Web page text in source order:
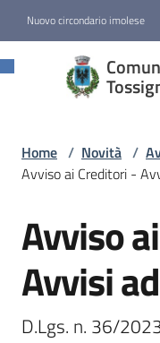
Nuovo circondario imolese
Borgo
Novità
Home / Novità /
Avviso ai Creditori -
Salta al contenuto
Avviso
Avvisi
D.Lgs. n. 36/